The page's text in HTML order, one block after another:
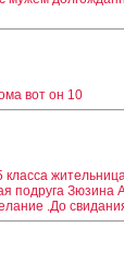
вот он 10
подруга Зюзина
.До